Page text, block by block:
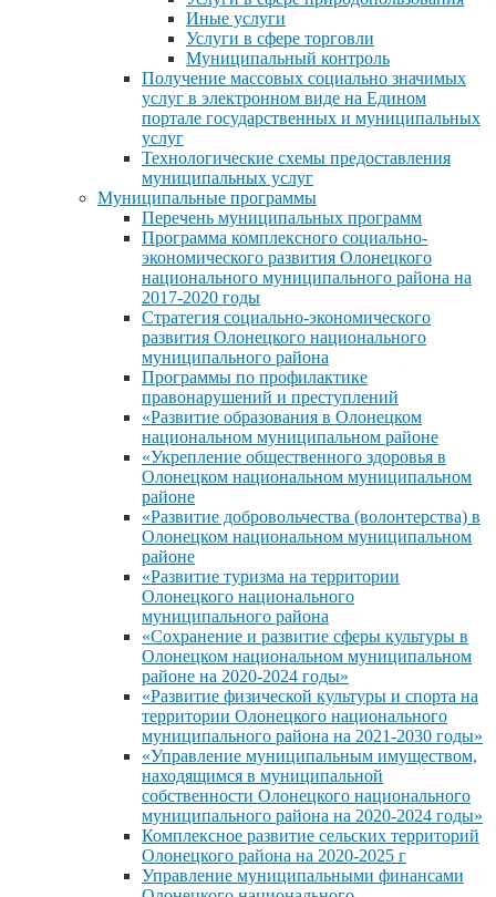
Иные услуги
Услуги в сфере торговли
Муниципальный контроль
Получение массовых социально значимых
услуг в электронном виде на Едином
портале государственных и муниципальных
услуг
Технологические схемы предоставления
муниципальных услуг
Муниципальные программы
Перечень муниципальных программ
Программа комплексного социально-
экономического развития Олонецкого
национального муниципального района на
2017-2020 годы
Стратегия социально-экономического
развития Олонецкого национального
муниципального района
Программы по профилактике
правонарушений и преступлений
«Развитие образования в Олонецком
национальном муниципальном районе
«Укрепление общественного здоровья в
Олонецком национальном муниципальном
районе
«Развитие добровольчества (волонтерства) в
Олонецком национальном муниципальном
районе
«Развитие туризма на территории
Олонецкого национального
муниципального района
«Сохранение и развитие сферы культуры в
Олонецком национальном муниципальном
районе на 2020-2024 годы»
«Развитие физической культуры и спорта на
территории Олонецкого национального
муниципального района на 2021-2030 годы»
«Управление муниципальным имуществом,
находящимся в муниципальной
собственности Олонецкого национального
муниципального района на 2020-2024 годы»
Комплексное развитие сельских территорий
Олонецкого района на 2020-2025 г
Управление муниципальными финансами